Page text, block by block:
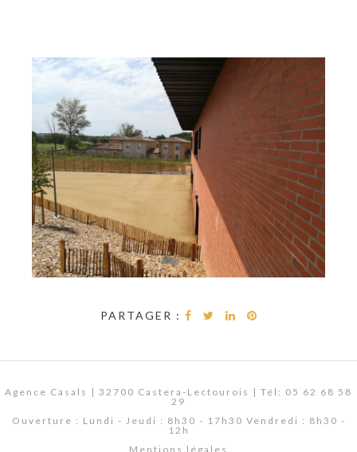
PARTAGER :
Agence Casals | 32700 Castera-Lectourois | Tél: 05 62 68 58
29
Ouverture : Lundi - Jeudi : 8h30 - 17h30 Vendredi : 8h30 -
12h
Mentions légales